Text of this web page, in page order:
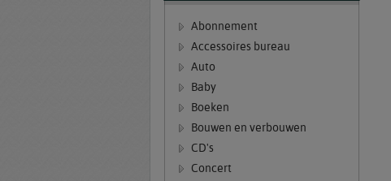
Abonnement
Accessoires bureau
Auto
Baby
Boeken
Bouwen en verbouwen
CD's
Concert